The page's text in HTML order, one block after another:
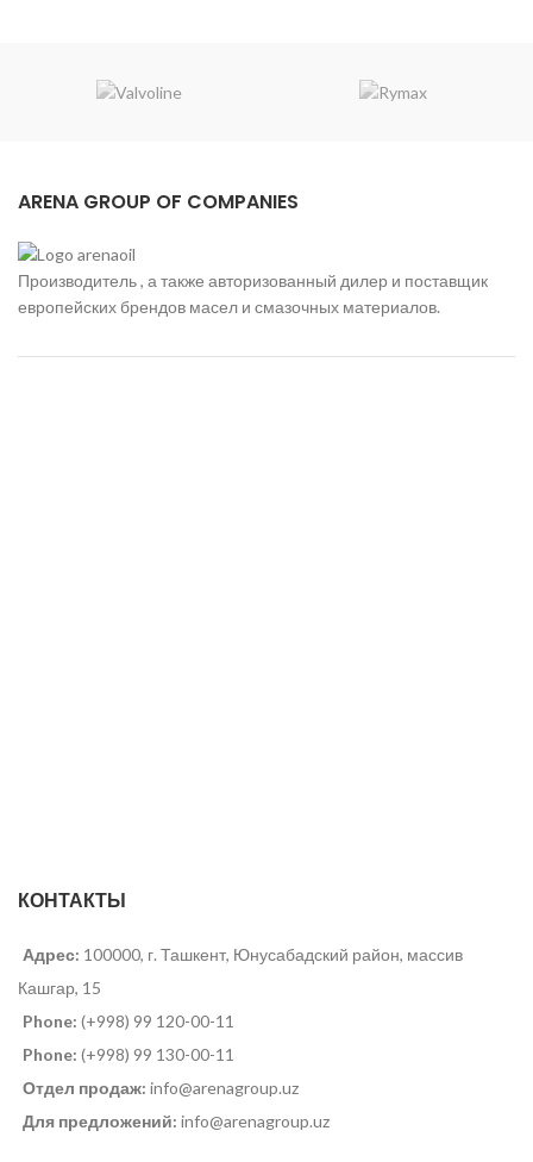
ARENA GROUP OF COMPANIES
Производитель , а также авторизованный дилер и поставщик
европейских брендов масел и смазочных материалов.
КОНТАКТЫ
Адрес: 100000, г. Ташкент, Юнусабадский район, массив
Кашгар, 15
Phone: (+998) 99 120-00-11
Phone: (+998) 99 130-00-11
Отдел продаж: info@arenagroup.uz
Для предложений: info@arenagroup.uz